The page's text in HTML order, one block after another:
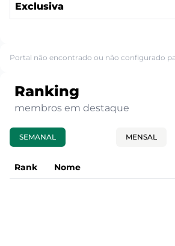
Exclusiva
Portal não encontrado ou não configurado
Ranking
membros em destaque
SEMANAL MENSAL
Rank Nome